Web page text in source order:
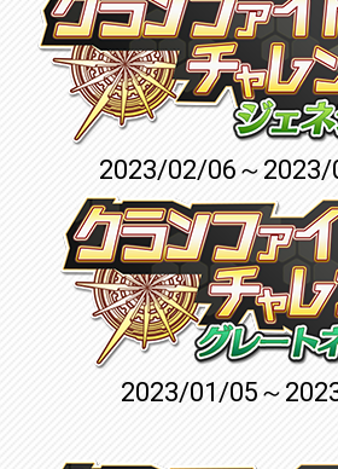
2023/02/06～
2023/01/05～